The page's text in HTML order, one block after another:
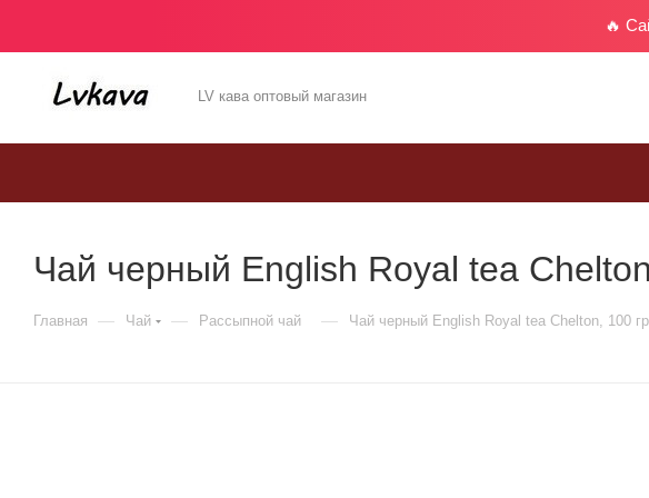
🔥
LV кава оптовый магазин
Чай черный English Royal tea
Главная — Чай — Рассыпной чай — Чай черный English Royal tea Chelton, 100 гр